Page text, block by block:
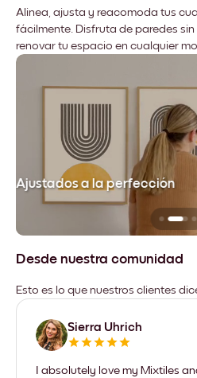
Alinea, ajusta y reacomoda tus
fácilmente. Disfruta de paredes
renovar tu espacio en cualquier
Ajustados a la perfección
Desde nuestra comunidad
Esto es lo que nuestros clientes
Sierra Uhrich
I absolutely love my Mixtiles